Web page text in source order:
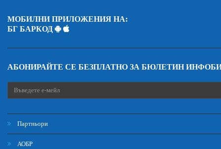
МОБИЛНИ ПРИЛОЖЕНИЯ НА:
БГ БАРКОД
АБОНИРАЙТЕ СЕ БЕЗПЛАТНО ЗА БЮЛЕТИН
Партньори
АОБР